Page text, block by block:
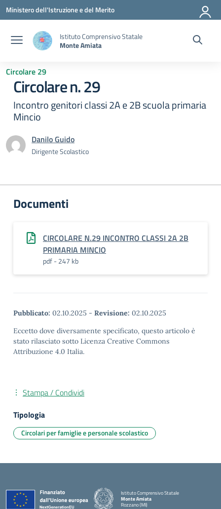
Vai ai contenuti
Vai al menu di navigazione
Vai al footer
Ministero dell'Istruzione e del Merito
Istituto Comprensivo Statale
Monte Amiata
Circolare 29
Circolare n. 29
Incontro genitori classi 2A e 2B scuola primaria
Mincio
Danilo Guido
Dirigente Scolastico
Documenti
CIRCOLARE N.29 INCONTRO CLASSI 2A 2B
PRIMARIA MINCIO
pdf - 247 kb
Pubblicato: 02.10.2025 - Revisione: 02.10.2025
Eccetto dove diversamente specificato, questo articolo è
stato rilasciato sotto Licenza Creative Commons
Attribuzione 4.0 Italia.
Stampa / Condividi
Tipologia
Circolari per famiglie e personale scolastico
Istituto Comprensivo Statale
Monte Amiata
Rozzano (MI)